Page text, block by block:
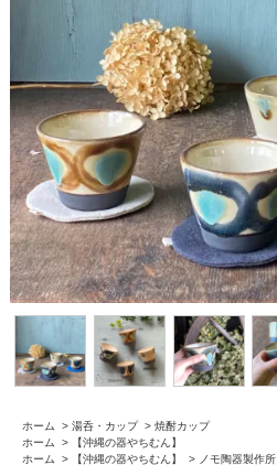
ホーム > 湯呑・カップ > 焼酎カップ
ホーム
>
【沖縄の器やちむん】
ホーム
> 【沖縄の器やちむん】 > ノモ陶器製作所